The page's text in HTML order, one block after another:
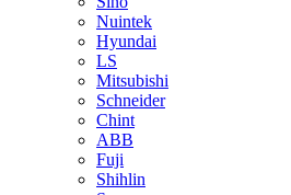
Nuintek
Hyundai
LS
Mitsubishi
Schneider
Chint
ABB
Fuji
Shihlin